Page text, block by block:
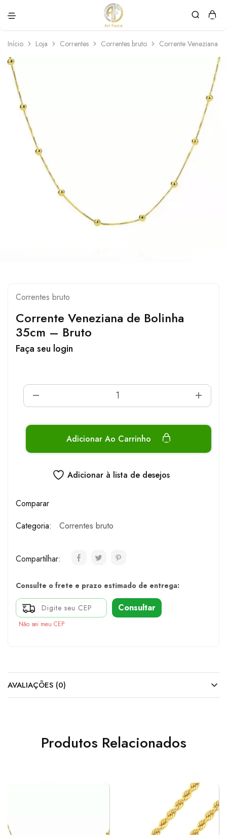
Force
personalizadas
Início Loja Correntes Correntes bruto Corrente Veneziana
Correntes bruto
Corrente Veneziana de Bolinha
35cm – Bruto
Faça seu login
Adicionar Ao Carrinho
Adicionar à lista de desejos
Comparar
Categoria:
Correntes bruto
Compartilhar:
Consulte o frete e prazo estimado de entrega:
Consultar
Não sei meu CEP
AVALIAÇÕES (0)
Produtos Relacionados